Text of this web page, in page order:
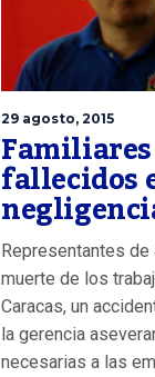
29 agosto, 2015
fallecidos
Representantes
muerte de los
Caracas, un
la gerencia
necesarias a las